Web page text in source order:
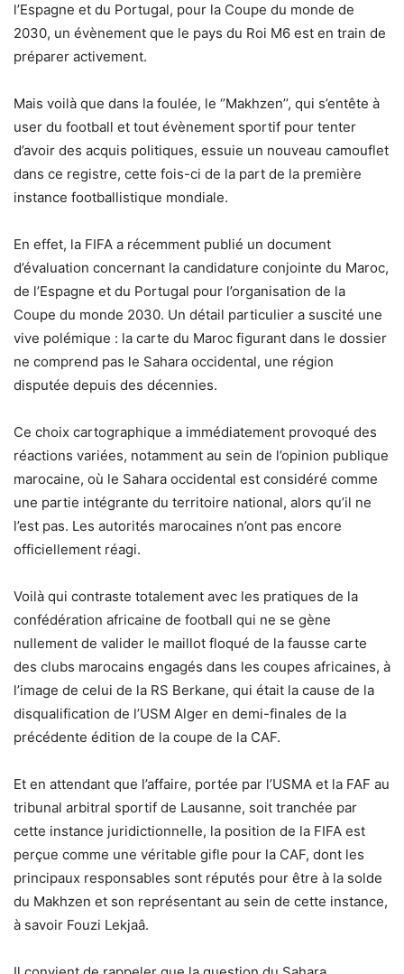
l’Espagne et du Portugal, pour la Coupe du monde de
2030, un évènement que le pays du Roi M6 est en train de
préparer activement.
Mais voilà que dans la foulée, le ‘’Makhzen’’, qui s’entête à
user du football et tout évènement sportif pour tenter
d’avoir des acquis politiques, essuie un nouveau camouflet
dans ce registre, cette fois-ci de la part de la première
instance footballistique mondiale.
En effet, la FIFA a récemment publié un document
d’évaluation concernant la candidature conjointe du Maroc,
de l’Espagne et du Portugal pour l’organisation de la
Coupe du monde 2030. Un détail particulier a suscité une
vive polémique : la carte du Maroc figurant dans le dossier
ne comprend pas le Sahara occidental, une région
disputée depuis des décennies.
Ce choix cartographique a immédiatement provoqué des
réactions variées, notamment au sein de l’opinion publique
marocaine, où le Sahara occidental est considéré comme
une partie intégrante du territoire national, alors qu’il ne
l’est pas. Les autorités marocaines n’ont pas encore
officiellement réagi.
Voilà qui contraste totalement avec les pratiques de la
confédération africaine de football qui ne se gène
nullement de valider le maillot floqué de la fausse carte
des clubs marocains engagés dans les coupes africaines, à
l’image de celui de la RS Berkane, qui était la cause de la
disqualification de l’USM Alger en demi-finales de la
précédente édition de la coupe de la CAF.
Et en attendant que l’affaire, portée par l’USMA et la FAF au
tribunal arbitral sportif de Lausanne, soit tranchée par
cette instance juridictionnelle, la position de la FIFA est
perçue comme une véritable gifle pour la CAF, dont les
principaux responsables sont réputés pour être à la solde
du Makhzen et son représentant au sein de cette instance,
à savoir Fouzi Lekjaâ.